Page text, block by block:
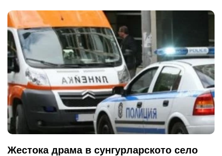
Жестока драма в сунгурларското село